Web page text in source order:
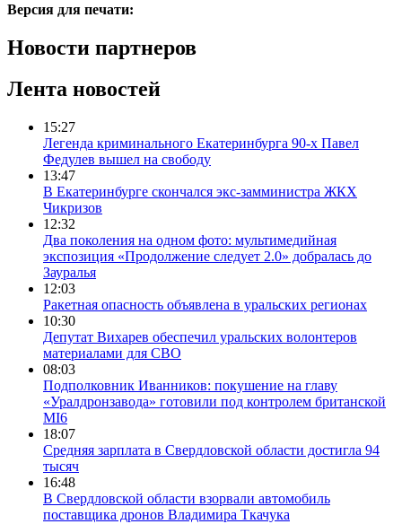
Версия для печати:
Новости партнеров
Лента новостей
15:27
Легенда криминального Екатеринбурга 90-х Павел
Федулев вышел на свободу
13:47
В Екатеринбурге скончался экс-замминистра ЖКХ
Чикризов
12:32
Два поколения на одном фото: мультимедийная
экспозиция «Продолжение следует 2.0» добралась до
Зауралья
12:03
Ракетная опасность объявлена в уральских регионах
10:30
Депутат Вихарев обеспечил уральских волонтеров
материалами для СВО
08:03
Подполковник Иванников: покушение на главу
«Уралдронзавода» готовили под контролем британской
MI6
18:07
Средняя зарплата в Свердловской области достигла 94
тысяч
16:48
В Свердловской области взорвали автомобиль
поставщика дронов Владимира Ткачука